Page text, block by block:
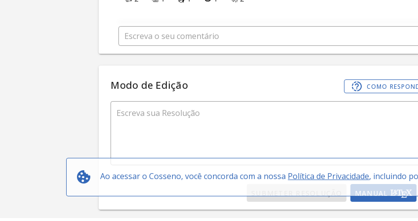
Ao acessar o Cosseno, você concorda com a nossa Política de Privacidade, incluindo
Modo de Edição COMO
MANUAL